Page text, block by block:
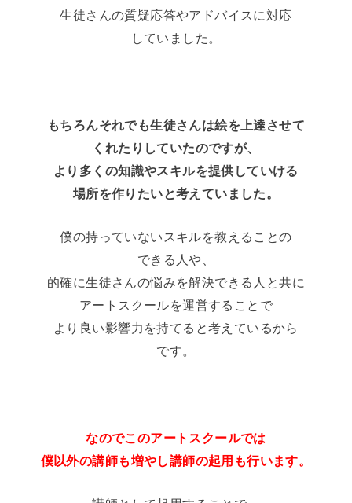
生徒さんの質疑応答やアドバイスに対応
していました。
もちろんそれでも生徒さんは絵を上達させて
くれたりしていたのですが、
より多くの知識やスキルを提供していける
場所を作りたいと考えていました。
僕の持っていないスキルを教えることの
できる人や、
的確に生徒さんの悩みを解決できる人と共に
アートスクールを運営することで
より良い影響力を持てると考えているから
です。
なのでこのアートスクールでは
僕以外の講師も増やし講師の起用も行います。